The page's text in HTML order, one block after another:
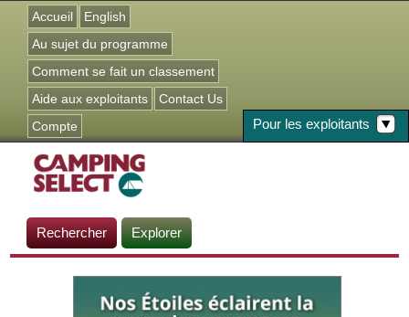
Accueil
English
Au sujet du programme
Pour les exploitants
Comment se fait un classement
Aide aux exploitants
Contact Us
Compte
Rechercher Explorer